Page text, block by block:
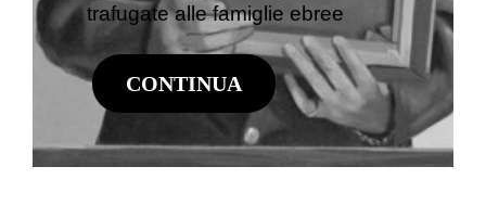
trafugate alle famiglie ebree
CONTINUA